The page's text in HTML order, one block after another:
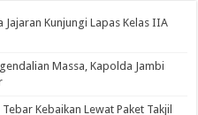
Kunjungi Lapas Kelas IIA
Massa, Kapolda Jambi
Kebaikan Lewat Paket Takjil